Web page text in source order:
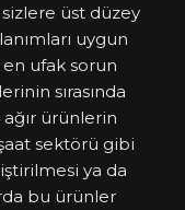
üst düzey
uygun
ufak sorun
sırasında
ağır ürünlerin
sektörü gibi
ya da
bu ürünler